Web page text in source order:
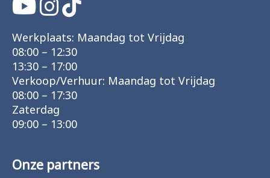
Werkplaats: Maandag tot Vrijdag
08:00 – 12:30
13:30 – 17:00
Verkoop/Verhuur: Maandag tot Vrijdag
08:00 – 17:30
Zaterdag
09:00 – 13:00
Onze partners